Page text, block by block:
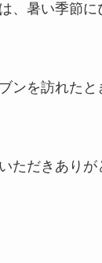
、暑い季節
ンを訪れたと
ただきありが